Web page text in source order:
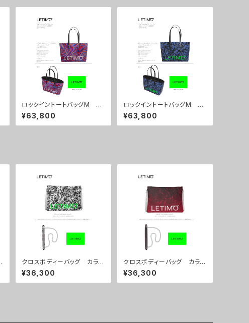
ロックイントートバッグM カ
ラー/センスマゼンダ ■配送
まで約１か月
¥63,800
ロックイントートバッグM カ
ラー/ブレインズネイビー ■
配送まで約１か月
¥63,800
クロスボディーバッグ カラ
ー/ブレインズブラック ■配
送まで約１か月
¥36,300
クロスボディーバッグ カラ
ー/ミストラルボルドー ■配
送まで約１か月
¥36,300